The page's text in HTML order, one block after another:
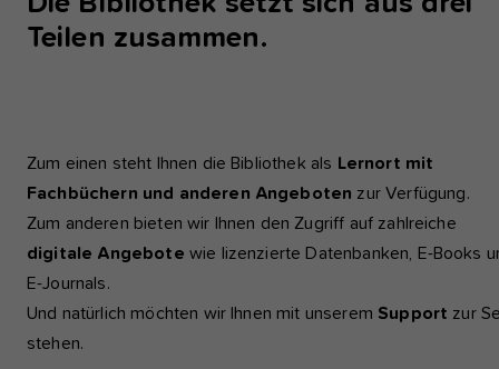
Teilen zusammen.
Zum einen steht Ihnen die Bibliothek als Lernort mit
Fachbüchern und anderen Angeboten zur Verfügung.
Zum anderen bieten wir Ihnen den Zugriff auf zahlreiche
digitale Angebote wie lizenzierte Datenbanken, E-Books
E-Journals.
Und natürlich möchten wir Ihnen mit unserem Support zur
stehen.